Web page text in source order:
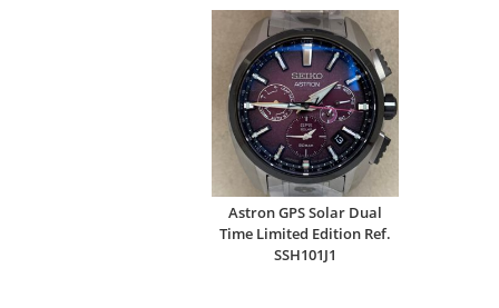
Astron GPS Solar Dual
Time Limited Edition Ref.
SSH101J1